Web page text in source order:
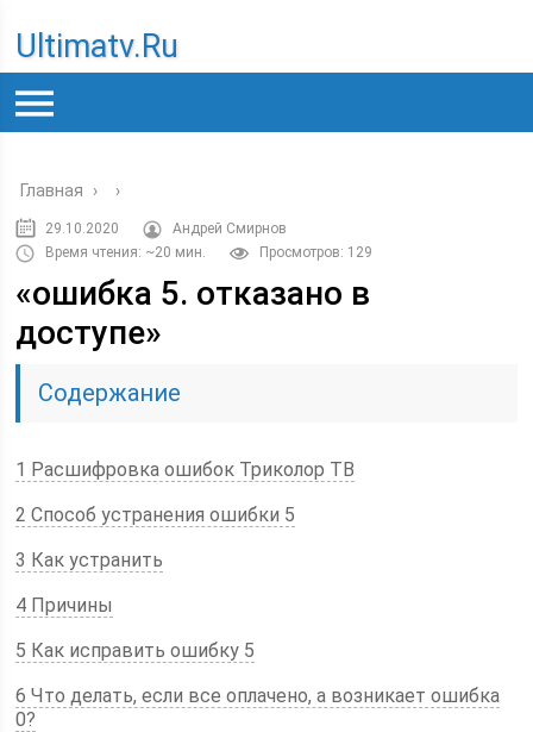
Ultimatv.ru
Главная › ›
29.10.2020
Андрей Смирнов
Время чтения: ~20 мин.
Просмотров: 129
«ошибка 5. отказано в
доступе»
Содержание
1 Расшифровка ошибок Триколор ТВ
2 Способ устранения ошибки 5
3 Как устранить
4 Причины
5 Как исправить ошибку 5
6 Что делать, если все оплачено, а возникает ошибка
0?